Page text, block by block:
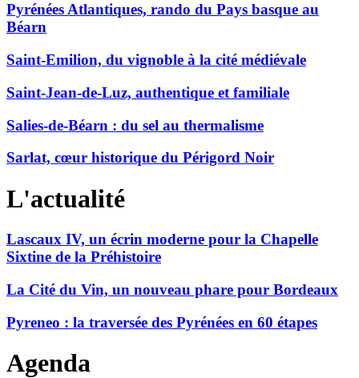
Pyrénées Atlantiques, rando du Pays basque au
Béarn
Saint-Emilion, du vignoble à la cité médiévale
Saint-Jean-de-Luz, authentique et familiale
Salies-de-Béarn : du sel au thermalisme
Sarlat, cœur historique du Périgord Noir
L'actualité
Lascaux IV, un écrin moderne pour la Chapelle
Sixtine de la Préhistoire
La Cité du Vin, un nouveau phare pour Bordeaux
Pyreneo : la traversée des Pyrénées en 60 étapes
Agenda